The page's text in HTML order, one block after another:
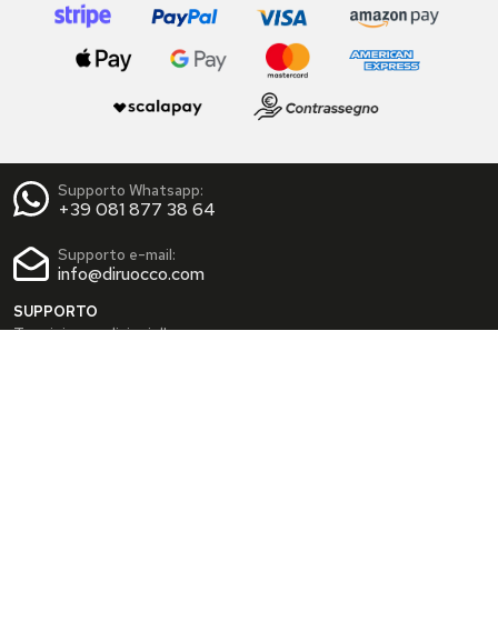
Supporto Whatsapp:
+39 081 877 38 64
Supporto e-mail:
info@diruocco.com
SUPPORTO
Termini e condizioni d'uso